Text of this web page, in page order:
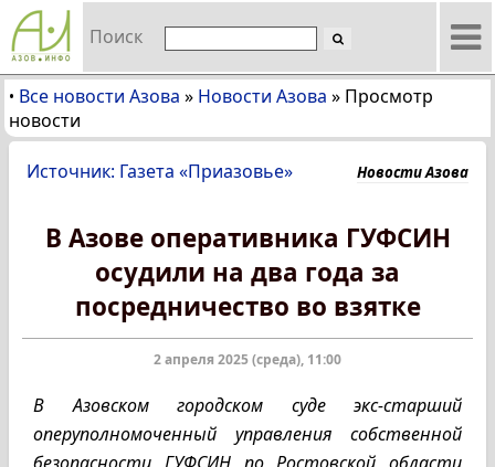
Поиск
• Все новости Азова » Новости Азова » Просмотр
новости
Источник: Газета «Приазовье» Новости Азова
В Азове оперативника ГУФСИН
осудили на два года за
посредничество во взятке
2 апреля 2025 (среда), 11:00
В Азовском городском суде экс-старший
оперуполномоченный управления собственной